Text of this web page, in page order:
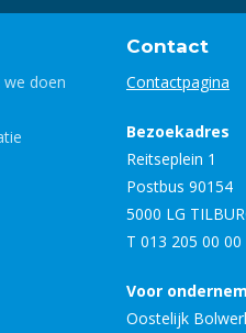
doen
Contact
Contactpagina
Bezoekadres
Reitseplein 1
Postbus 90154
5000 LG
T 013 205 00 00
Voor
Oostelijk